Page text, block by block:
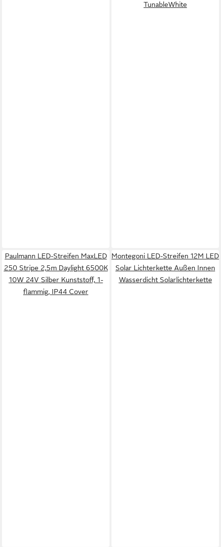
TunableWhite
Paulmann LED-Streifen MaxLED
250 Stripe 2,5m Daylight 6500K
10W 24V Silber Kunststoff, 1-
flammig, IP44 Cover
Montegoni LED-Streifen 12M LED
Solar Lichterkette Außen Innen
Wasserdicht Solarlichterkette